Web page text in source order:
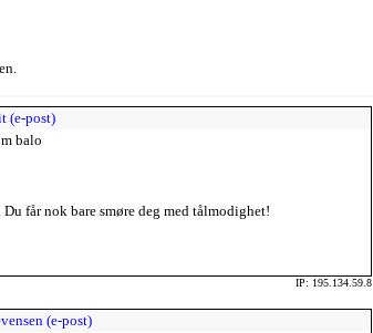
(e-post)
balo
får nok bare smøre deg med tålmodighet!
IP: 195.134.59.8
(e-post)